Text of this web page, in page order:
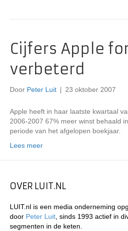
Cijfers Apple
verbeterd
Door Peter Luit | 23 oktober 2007
Apple heeft in haar laatste kwartaal
2006-2007 67% meer winst behaald
periode van het afgelopen boekjaar.
Lees meer
OVER LUIT.NL
LUIT.nl is een media onderneming
door Peter Luit , sinds 1993 actief in
segmenten in de keten.